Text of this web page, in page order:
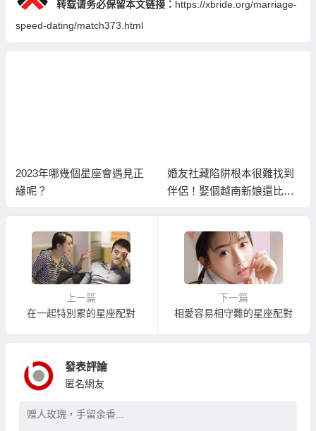
转载请务必保留本文链接： https://xbride.org/marriage-
speed-dating/match373.html
2023年哪幾個星座會遇見正
緣呢？
婚友社藏陷阱根本很難找到
伴侶！娶個越南新娘還比較
上一篇
在一起特別累的星座配對
下一篇
相愛容易相守難的星座配對
發表評論
匿名網友